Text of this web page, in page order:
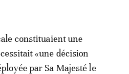
constituaient une
«une décision
par Sa Majesté le